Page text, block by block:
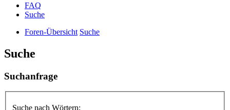
FAQ
Suche
Foren-Übersicht Suche
Suche
Suchanfrage
Suche nach Wörtern: